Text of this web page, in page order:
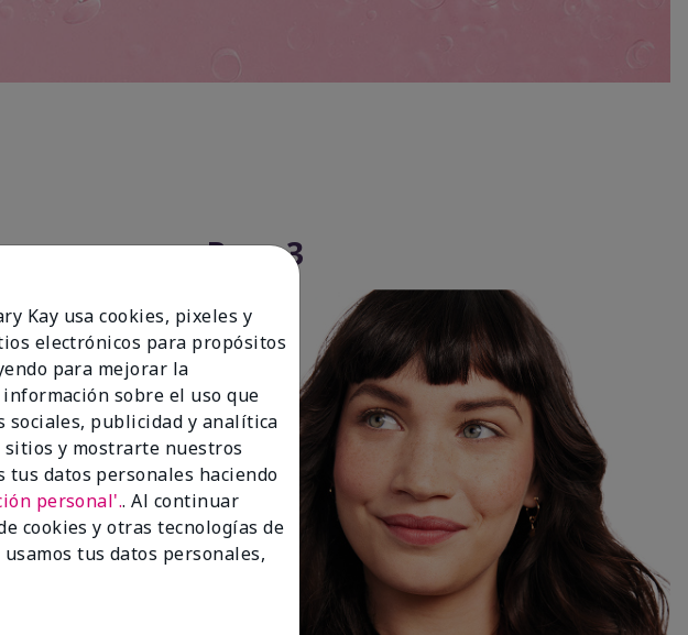
Paso 3
Kay usa cookies, pixeles y
electrónicos para propósitos
para mejorar la
sobre el uso que
sociales, publicidad y analítica
y mostrarte nuestros
tus datos personales haciendo
personal'.. Al continuar
cookies y otras tecnologías de
tus datos personales,